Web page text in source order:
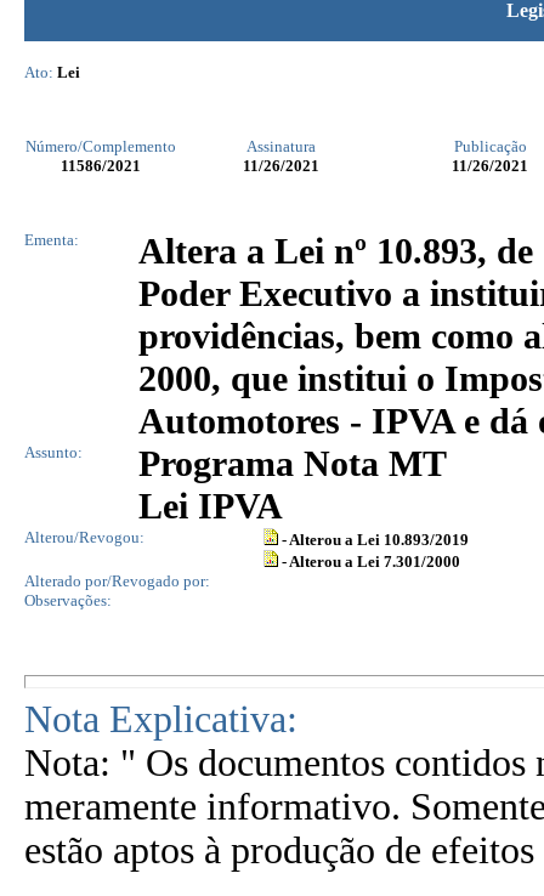
Ato: Lei
Número/Complemento Assinatura
Publicação
11586/2021 11/26/2021 11/26/2021
Ementa:
Altera a Lei nº 10.893,
Poder Executivo a
providências, bem como
2000, que institui o
Automotores - IPVA e dá
Assunto:
Programa Nota MT
Lei IPVA
Alterou/Revogou:
- Alterou a Lei 10.893/2019
- Alterou a Lei 7.301/2000
Alterado por/Revogado por:
Observações:
Nota Explicativa:
Nota: " Os documentos contidos
meramente informativo.
estão aptos à produção de